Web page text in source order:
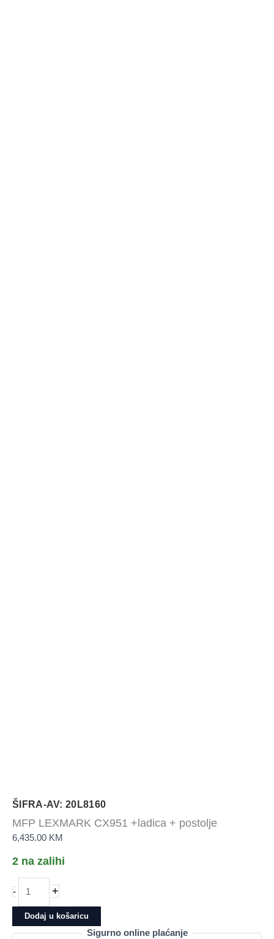
ŠIFRA-AV: 20L8160
MFP LEXMARK CX951 +ladica + postolje
6,435.00 KM
2 na zalihi
-
LEXMARK
CX951
+ladica
+
Dodaj u košaricu
Sigurno online plaćanje